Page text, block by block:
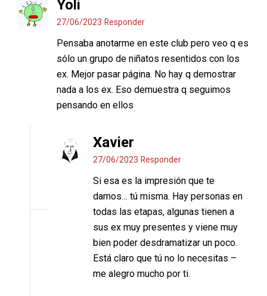
Yoli
27/06/2023 Responder
Pensaba anotarme en este club pero veo q es
sólo un grupo de niñatos resentidos con los
ex. Mejor pasar página. No hay q demostrar
nada a los ex. Eso demuestra q seguimos
pensando en ellos
Xavier
27/06/2023 Responder
Si esa es la impresión que te
damos… tú misma. Hay personas en
todas las etapas, algunas tienen a
sus ex muy presentes y viene muy
bien poder desdramatizar un poco.
Está claro que tú no lo necesitas –
me alegro mucho por ti.